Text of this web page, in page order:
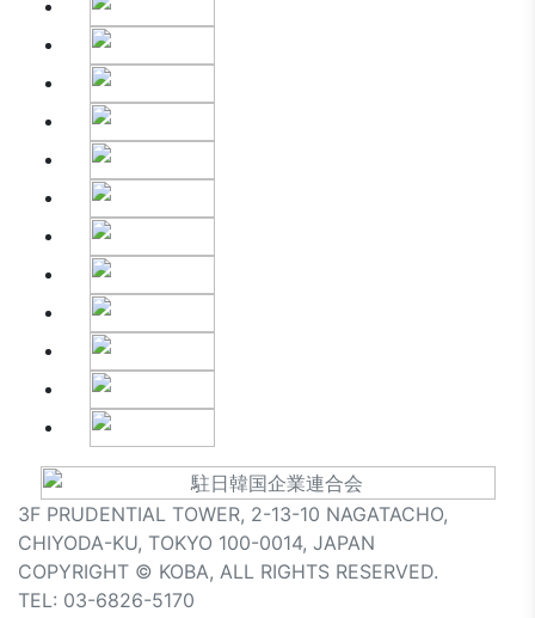
3F PRUDENTIAL TOWER, 2-13-10 NAGATACHO,
CHIYODA-KU, TOKYO 100-0014, JAPAN
COPYRIGHT © KOBA, ALL RIGHTS RESERVED.
TEL: 03-6826-5170